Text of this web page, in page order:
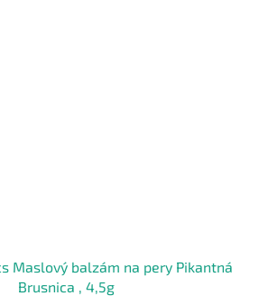
Maslový balzám na pery Pikantná
Brusnica , 4,5g